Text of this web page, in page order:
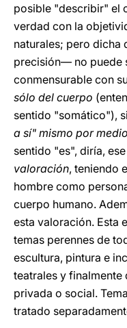
posible "describir" el
verdad con la
naturales; pero
precisión— no puede
conmensurable con
sólo del cuerpo
sentido "somático"),
a sí" mismo por
sentido "es", diría,
valoración, teniendo
hombre como
cuerpo humano.
esta valoración. Esta
temas perennes de
escultura, pintura e
teatrales y finalmente
privada o social.
tratado